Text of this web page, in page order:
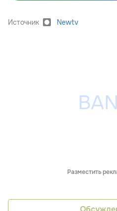
Источник Newtv
Разместить